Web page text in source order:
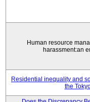
Human resource
harassment:an
Residential inequality and
the